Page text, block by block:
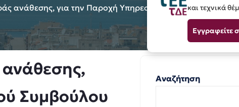
ανάθεσης, για την Παροχή Υπηρεσιών Τεχνικού
Συμβούλου
Αναζήτηση
και τεχνικά
Εγγραφείτε